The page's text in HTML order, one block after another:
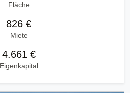
Fläche
826 €
Miete
4.661 €
Eigenkapital